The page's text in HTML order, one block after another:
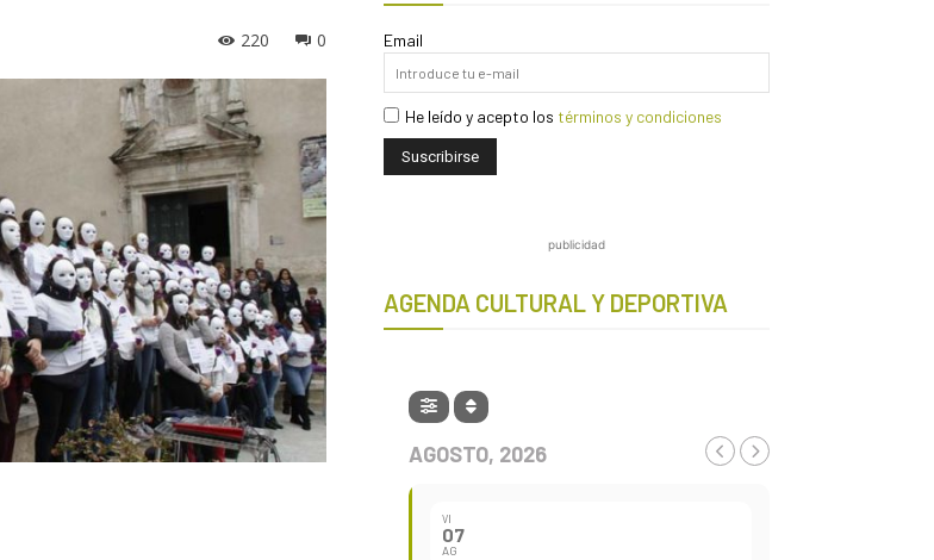
0
220 Email
He leído y acepto los términos y condiciones
publicidad
AGENDA CULTURAL Y DEPORTIVA
AGOSTO, 2026
VI
07
AG